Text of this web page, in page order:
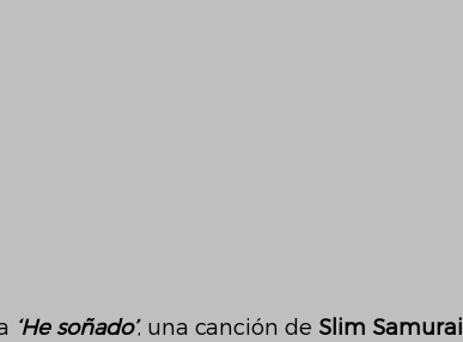
‘He soñado’, una canción de Slim Samurai